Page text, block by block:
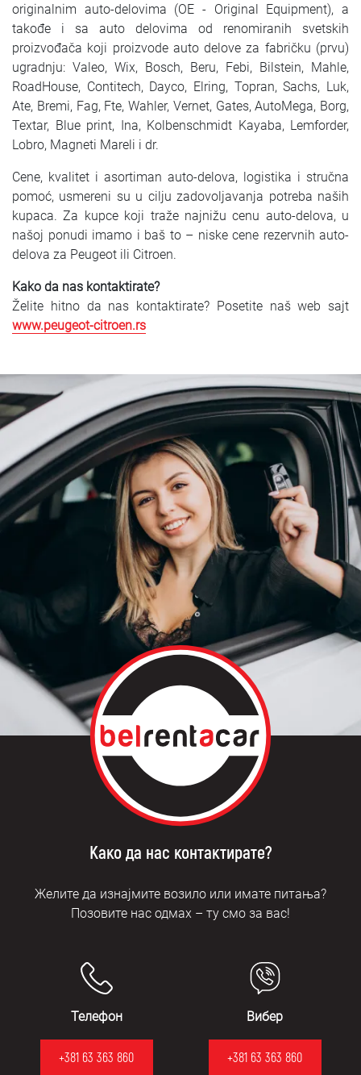
originalnim auto-delovima (OE - Original Equipment), a
takođe i sa auto delovima od renomiranih svetskih
proizvođača koji proizvode auto delove za fabričku (prvu)
ugradnju: Valeo, Wix, Bosch, Beru, Febi, Bilstein, Mahle,
RoadHouse, Contitech, Dayco, Elring, Topran, Sachs, Luk,
Ate, Bremi, Fag, Fte, Wahler, Vernet, Gates, AutoMega, Borg,
Textar, Blue print, Ina, Kolbenschmidt Kayaba, Lemforder,
Lobro, Magneti Mareli i dr.
Cene, kvalitet i asortiman auto-delova, logistika i stručna
pomoć, usmereni su u cilju zadovoljavanja potreba naših
kupaca. Za kupce koji traže najnižu cenu auto-delova, u
našoj ponudi imamo i baš to – niske cene rezervnih auto-
delova za Peugeot ili Citroen.
Kako da nas kontaktirate?
Želite hitno da nas kontaktirate? Posetite naš web sajt
www.peugeot-citroen.rs
Како да нас контактирате?
Желите да изнајмите возило или имате питања?
Позовите нас одмах – ту смо за вас!
Телефон
+381 63 363 860
Вибер
+381 63 363 860